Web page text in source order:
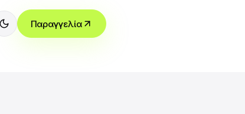
Παραγγελία